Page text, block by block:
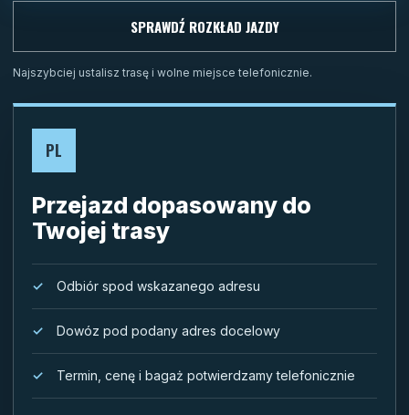
SPRAWDŹ ROZKŁAD JAZDY
Najszybciej ustalisz trasę i wolne miejsce telefonicznie.
PL
Przejazd dopasowany do
Twojej trasy
Odbiór spod wskazanego adresu
Dowóz pod podany adres docelowy
Termin, cenę i bagaż potwierdzamy telefonicznie